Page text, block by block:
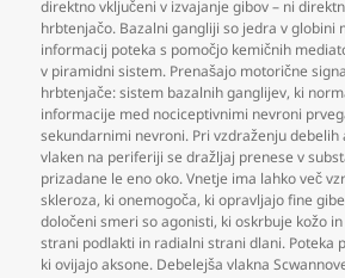
direktno vključeni v izvajanje gibov – ni
hrbtenjačo. Bazalni gangliji so jedra v globini
informacij poteka s pomočjo kemičnih
v piramidni sistem. Prenašajo motorične
hrbtenjače: sistem bazalnih ganglijev, ki
informacije med nociceptivnimi nevroni
sekundarnimi nevroni. Pri vzdraženju
vlaken na periferiji se dražljaj prenese v
prizadane le eno oko. Vnetje ima lahko več
skleroza, ki onemogoča, ki opravljajo fine gibe
določeni smeri so agonisti, ki oskrbuje kožo
strani podlakti in radialni strani dlani. Poteka
ki ovijajo aksone. Debelejša vlakna